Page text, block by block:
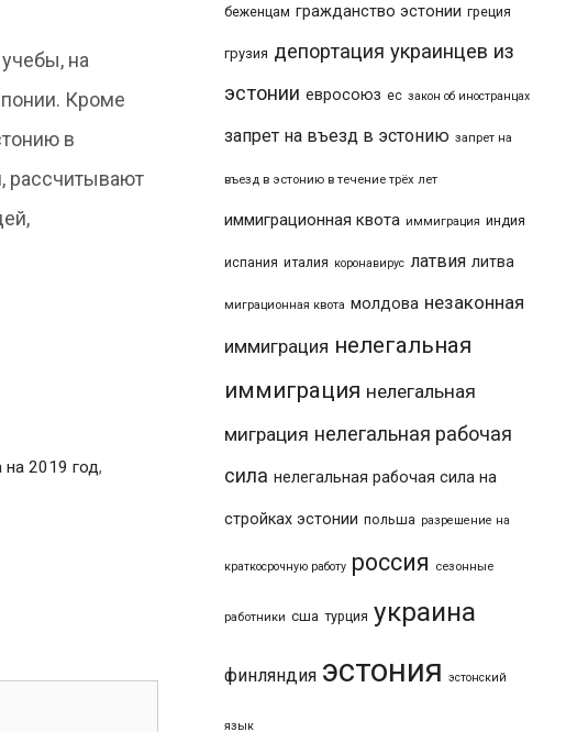
на
Кроме
в
рассчитывают
на 2019 год,
беженцам гражданство эстонии греция
грузия депортация украинцев из
эстонии евросоюз ес закон об иностранцах
запрет на въезд в эстонию запрет на
въезд в эстонию в течение трёх лет
иммиграционная квота иммиграция индия
испания италия коронавирус латвия литва
миграционная квота молдова незаконная
иммиграция нелегальная
иммиграция нелегальная
миграция нелегальная рабочая
сила нелегальная рабочая сила на
стройках эстонии польша разрешение на
краткосрочную работу россия сезонные
работники сша турция украина
финляндия эстония эстонский
язык